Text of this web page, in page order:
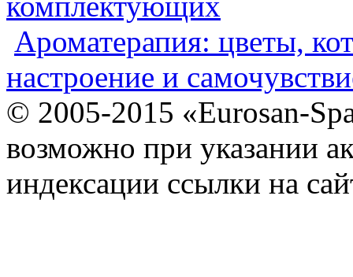
Ароматерапия: цветы,
настроение и
© 2005-2015 «Eurosan-
возможно при указании
индексации ссылки на